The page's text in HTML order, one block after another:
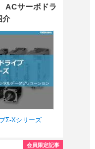
ACサーボドラ
介
Σ-Xシリーズ
会員限定記事